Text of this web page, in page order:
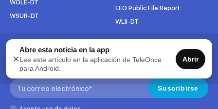
WOLE-DT
WSUR-DT
EEO Public File Report
WLII-DT
Suscríbete al boletín
Para mantenerse al tanto de todo lo que pasa en TeleOnce,
suscríbase ahora a nuestros boletines.
Search: Suscribirse
×
Abre esta noticia en la app
Lee este artículo en la aplicación de TeleOnce
para Android.
Abrir